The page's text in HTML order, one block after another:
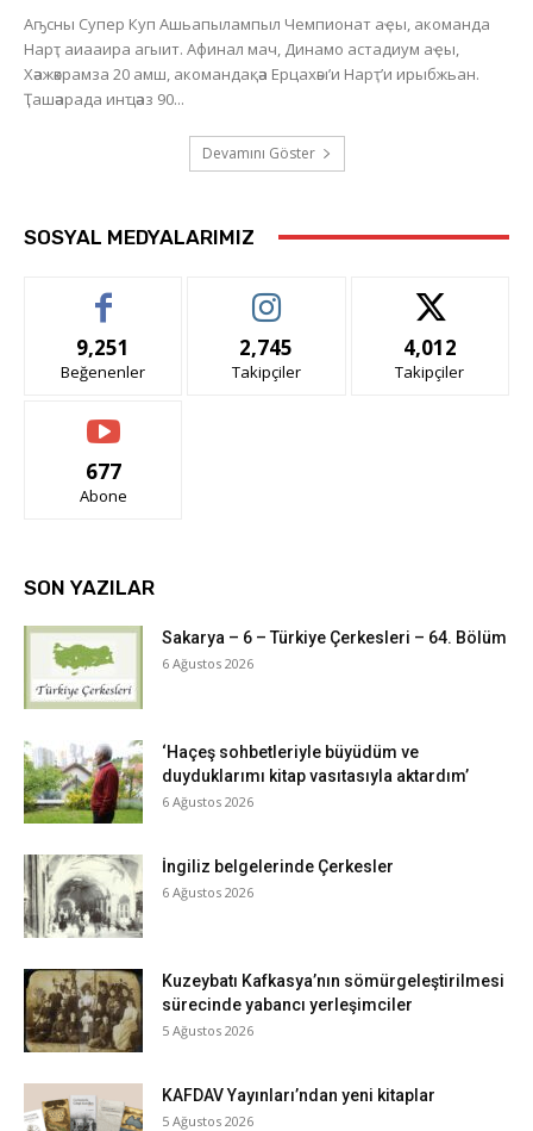
Аҧсны Супер Куп Ашьапылампыл Чемпионат аҿы, акоманда
Нарҭ аиааира агыит. Афинал мач, Динамо астадиум аҿы,
Хәажәкрамза 20 амш, акомандақәа Ерцахәы’и Нарҭ’и ирыбжьан.
Ҭашәарада инҵәаз 90...
Devamını Göster
SOSYAL MEDYALARIMIZ
9,251
Beğenenler
2,745
Takipçiler
4,012
Takipçiler
677
Abone
SON YAZILAR
Sakarya – 6 – Türkiye Çerkesleri – 64. Bölüm
6 Ağustos 2026
‘Haçeş sohbetleriyle büyüdüm ve
duyduklarımı kitap vasıtasıyla aktardım’
6 Ağustos 2026
İngiliz belgelerinde Çerkesler
6 Ağustos 2026
Kuzeybatı Kafkasya’nın sömürgeleştirilmesi
sürecinde yabancı yerleşimciler
5 Ağustos 2026
KAFDAV Yayınları’ndan yeni kitaplar
5 Ağustos 2026